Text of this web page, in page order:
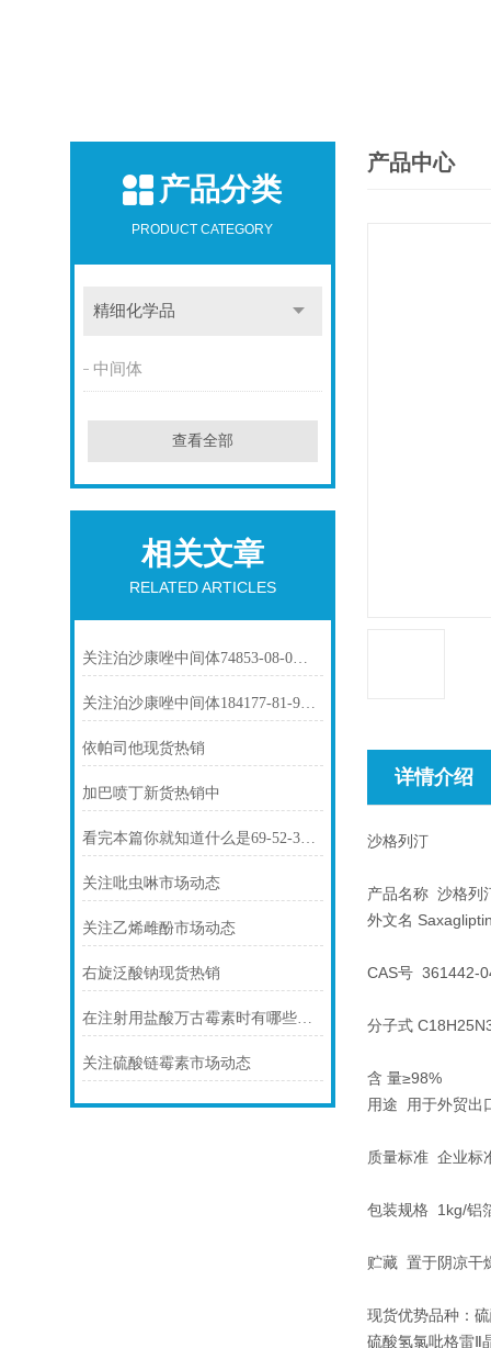
产品分类
PRODUCT CATEGORY
精细化学品
中间体
查看全部
相关文章
RELATED ARTICLES
关注泊沙康唑中间体74853-08-0市场动态
关注泊沙康唑中间体184177-81-9市场动态
依帕司他现货热销
加巴喷丁新货热销中
看完本篇你就知道什么是69-52-3氨苄西林钠了
关注吡虫啉市场动态
关注乙烯雌酚市场动态
右旋泛酸钠现货热销
在注射用盐酸万古霉素时有哪些注意事项你知道么
关注硫酸链霉素市场动态
产品中心
详情介绍
沙格列汀
产品名称 沙格列
外文名
CAS号 361442-
分子式
含 量≥98%
用途 用于外贸出
质量标准 企业标
包装规格 1kg/铝
贮藏 置于阴凉干
现货优势品种：
硫酸氢氯吡格雷Ⅱ